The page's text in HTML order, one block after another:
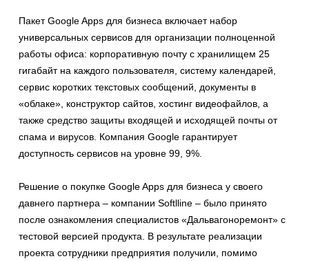
Пакет Google Apps для бизнеса включает набор
универсальных сервисов для организации полноценной
работы офиса: корпоративную почту с хранилищем 25
гигабайт на каждого пользователя, систему календарей,
сервис коротких текстовых сообщений, документы в
«облаке», конструктор сайтов, хостинг видеофайлов, а
также средство защиты входящей и исходящей почты от
спама и вирусов. Компания Google гарантирует
доступность сервисов на уровне 99, 9%.
Решение о покупке Google Apps для бизнеса у своего
давнего партнера – компании Softlline – было принято
после ознакомления специалистов «Дальвагоноремонт» с
тестовой версией продукта. В результате реализации
проекта сотрудники предприятия получили, помимо